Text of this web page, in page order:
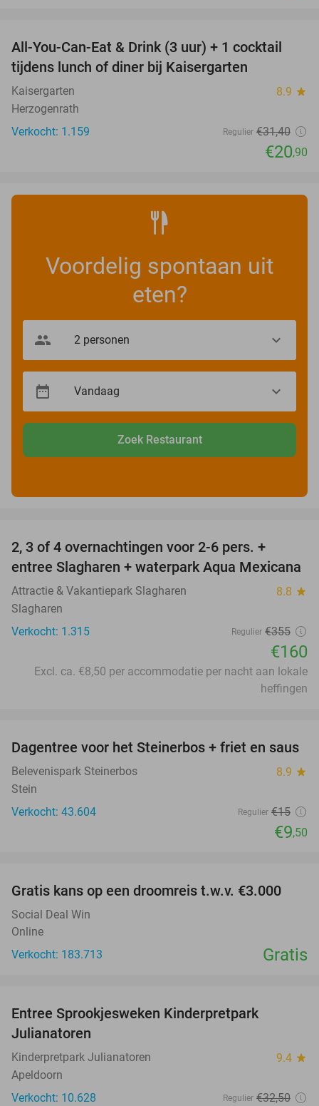
33%
All-You-Can-Eat & Drink (3 uur) + 1 cocktail
tijdens lunch of diner bij Kaisergarten
Kaisergarten 8.9 star
Herzogenrath
Verkocht: 1.159
Regulier €31,40
€20,90
Voordelig spontaan uit
eten?
Zoek Restaurant
2, 3 of 4 overnachtingen voor 2-6 pers. +
entree Slagharen + waterpark Aqua Mexicana
Attractie & Vakantiepark Slagharen 8.8 star
Slagharen
Verkocht: 1.315
Regulier €355
€160
Excl. ca. €8,50 per accommodatie per nacht aan lokale
heffingen
37%
Dagentree voor het Steinerbos + friet en saus
Belevenispark Steinerbos 8.9 star
Stein
Verkocht: 43.604
Regulier €15
€9,50
Gratis kans op een droomreis t.w.v. €3.000
Social Deal Win
Online
Verkocht: 183.713
Gratis
Entree Sprookjesweken Kinderpretpark
Julianatoren
Kinderpretpark Julianatoren 9.4 star
Apeldoorn
Verkocht: 10.628
Regulier €32,50